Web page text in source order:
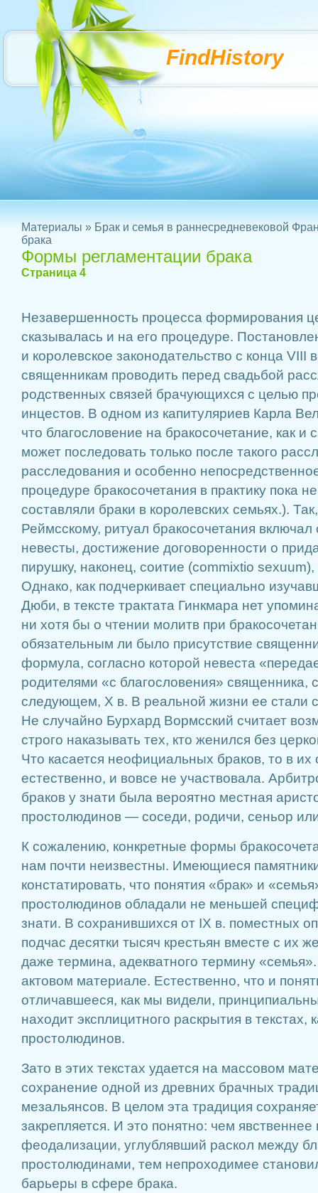
FindHistory
Материалы » Брак и семья в раннесредневековой
брака
Формы регламентации брака
Страница 4
Незавершенность процесса формирования
сказывалась и на его процедуре.
и королевское законодательство с конца VIII
священникам проводить перед свадьбой
родственных связей брачующихся с целью
инцестов. В одном из капитуляриев Карла
что благословение на бракосочетание, как и
может последовать только после такого
расследования и особенно
процедуре бракосочетания в практику пока
составляли браки в королевских семьях.).
Реймсскому, ритуал бракосочетания включал
невесты, достижение договоренности о
пирушку, наконец, соитие (commixtio
Однако, как подчеркивает специально
Дюби, в тексте трактата Гинкмара нет
ни хотя бы о чтении молитв при
обязательным ли было присутствие
формула, согласно которой невеста
родителями «с благословения» священника,
следующем, X в. В реальной жизни ее стали
Не случайно Бурхард Вормсский считает
строго наказывать тех, кто женился без
Что касается неофициальных браков, то в
естественно, и вовсе не участвовала.
браков у знати была вероятно местная
простолюдинов — соседи, родичи, сеньор
К сожалению, конкретные формы
нам почти неизвестны. Имеющиеся
констатировать, что понятия «брак» и
простолюдинов обладали не меньшей
знати. В сохранившихся от IX в. поместных
подчас десятки тысяч крестьян вместе с их
даже термина, адекватного термину
актовом материале. Естественно, что и
отличавшееся, как мы видели,
находит эксплицитного раскрытия в текстах,
простолюдинов.
Зато в этих текстах удается на массовом
сохранение одной из древних брачных
мезальянсов. В целом эта традиция
закрепляется. И это понятно: чем
феодализации, углублявший раскол между
простолюдинами, тем непроходимее
барьеры в сфере брака.